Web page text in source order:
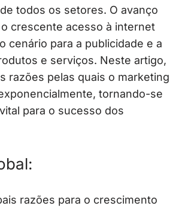
todos os setores. O avanço
crescente acesso à internet
cenário para a publicidade e a
e serviços. Neste artigo,
razões pelas quais o marketing
tornando-se
para o sucesso dos
razões para o crescimento